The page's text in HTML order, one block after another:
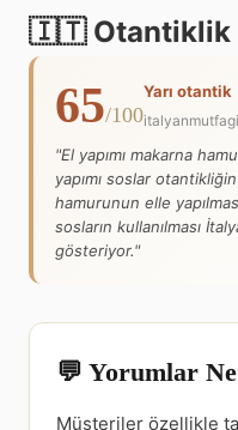
🇮🇹 Otantiklik
65/100
Yarı otantik
"El yapımı makarna
yapımı soslar
hamurunun elle
sosların kullanılması
gösteriyor."
💬 Yorumlar
Müşteriler özellikle